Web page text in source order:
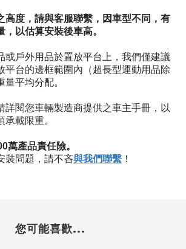
高度，請與客服聯繫，因車型不同，有
以估算安裝後車高。
或戶外用品於置放平台上，我們僅建議
平台的邊框範圍內（超長型運動用品除
平均分配。
詳閱您車輛製造商提供之車主手冊，以
載限重。
萬產品責任險。
裝問題， 請不吝與我們聯繫 ！
您可能喜歡...